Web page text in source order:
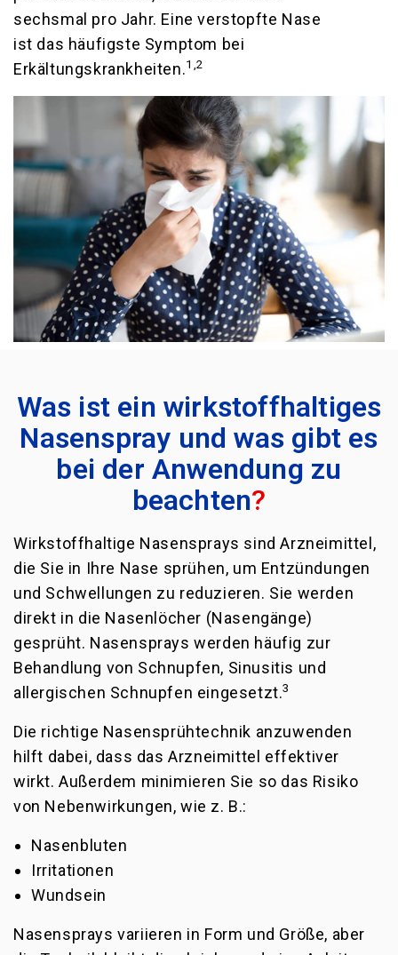
sechsmal pro Jahr. Eine verstopfte Nase
ist das häufigste Symptom bei
Erkältungskrankheiten.1,2
Was ist ein wirkstoffhaltiges
Nasenspray und was gibt es
bei der Anwendung zu
beachten?
Wirkstoffhaltige Nasensprays sind Arzneimittel,
die Sie in Ihre Nase sprühen, um Entzündungen
und Schwellungen zu reduzieren. Sie werden
direkt in die Nasenlöcher (Nasengänge)
gesprüht. Nasensprays werden häufig zur
Behandlung von Schnupfen, Sinusitis und
allergischen Schnupfen eingesetzt.3
Die richtige Nasensprühtechnik anzuwenden
hilft dabei, dass das Arzneimittel effektiver
wirkt. Außerdem minimieren Sie so das Risiko
von Nebenwirkungen, wie z. B.:
Nasenbluten
Irritationen
Wundsein
Nasensprays variieren in Form und Größe, aber